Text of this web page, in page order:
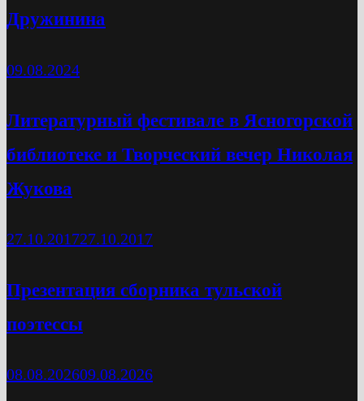
Дружинина
09.08.2024
Литературный фестивале в Ясногорской
библиотеке и Творческий вечер Николая
Жукова
27.10.201727.10.2017
Презентация сборника тульской
поэтессы
08.08.202609.08.2026